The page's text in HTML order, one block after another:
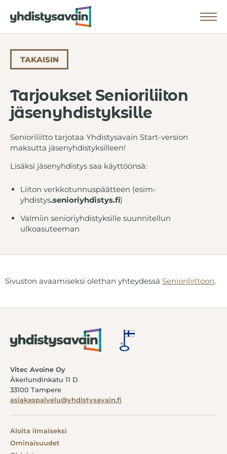
ETUSIVU
OMINAISUUDET
HINNAT
ASIAKASPALVELU
ALOITA ILMAISEKSI
TAKAISIN
Tarjoukset Senioriliiton
jäsenyhdistyksille
Senioriliitto tarjotaa Yhdistysavain Start-version
maksutta jäsenyhdistyksilleen!
Lisäksi jäsenyhdistys saa käyttöönsä:
Liiton verkkotunnuspäätteen (esim-
yhdistys.senioriyhdistys.fi)
Valmiin senioriyhdistyksille suunnitellun
ulkoasuteeman
Sivuston avaamiseksi olethan yhteydessä Senioriliittoon.
Vitec Avoine Oy
Åkerlundinkatu 11 D
33100 Tampere
asiakaspalvelu@yhdistysavain.fi
Aloita ilmaiseksi
Ominaisuudet